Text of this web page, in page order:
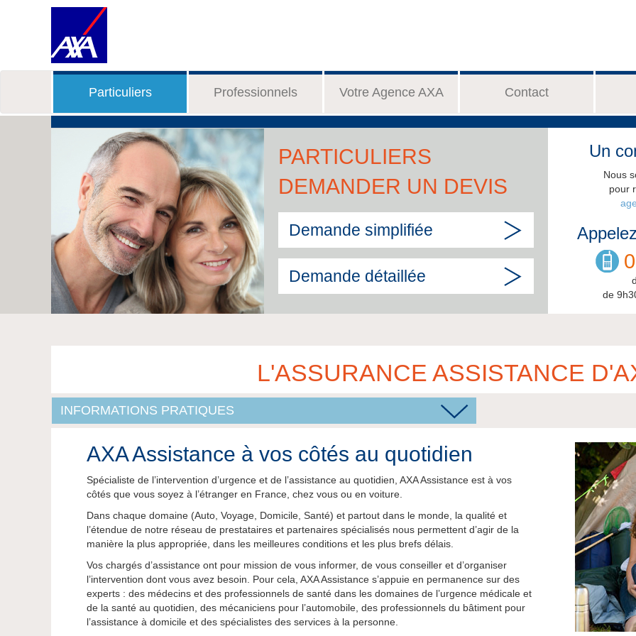
Particuliers Professionnels Votre Agence AXA Contact
PARTICULIERS
DEMANDER UN DEVIS
Demande simplifiée
Demande détaillée
Un
Nous
pour
de
L'ASSURANCE ASSISTANCE
INFORMATIONS PRATIQUES
AXA Assistance à vos côtés au quotidien
Spécialiste de l’intervention d’urgence et de l’assistance au quotidien, AXA Assistance est à vos
côtés que vous soyez à l’étranger en France, chez vous ou en voiture.
Dans chaque domaine (Auto, Voyage, Domicile, Santé) et partout dans le monde, la qualité et
l’étendue de notre réseau de prestataires et partenaires spécialisés nous permettent d’agir de la
manière la plus appropriée, dans les meilleures conditions et les plus brefs délais.
Vos chargés d’assistance ont pour mission de vous informer, de vous conseiller et d’organiser
l’intervention dont vous avez besoin. Pour cela, AXA Assistance s’appuie en permanence sur des
experts : des médecins et des professionnels de santé dans les domaines de l’urgence médicale et
de la santé au quotidien, des mécaniciens pour l’automobile, des professionnels du bâtiment pour
l’assistance à domicile et des spécialistes des services à la personne.